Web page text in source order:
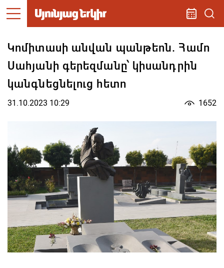
Կոմիտասի անվան պանթեոն. Համո
Սահյանի գերեզմանը՝ կիսանդրին
կանգնեցնելուց հետո
31.10.2023 10:29 1652